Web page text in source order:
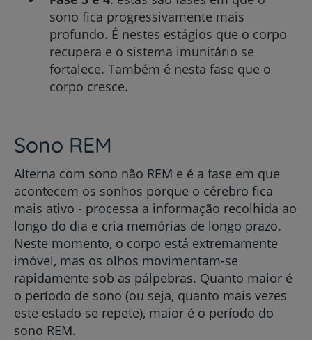
sono fica progressivamente mais
profundo. É nestes estágios que o corpo
recupera e o sistema imunitário se
fortalece. Também é nesta fase que o
corpo cresce.
Sono REM
Alterna com sono não REM e é a fase em que
acontecem os sonhos porque o cérebro fica
mais ativo - processa a informação recolhida ao
longo do dia e cria memórias de longo prazo.
Neste momento, o corpo está extremamente
imóvel, mas os olhos movimentam-se
rapidamente sob as pálpebras. Quanto maior é
o período de sono (ou seja, quanto mais vezes
este estado se repete), maior é o período do
sono REM.